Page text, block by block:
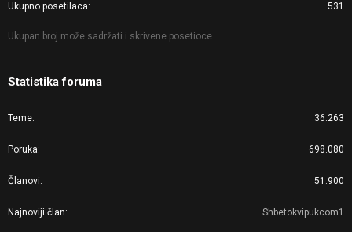
Ukupno posetilaca 531
Ukupan broj može sadržati i skrivene posetioce.
Statistika foruma
Teme 36.263
Poruka 698.080
Članovi 51.900
Najnoviji član Shbetokvipukcom1